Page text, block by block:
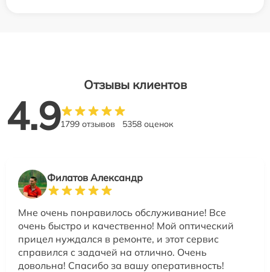
Отзывы клиентов
4.91799 отзывов 5358 оценок
Филатов Александр
Мне очень понравилось обслуживание! Все
очень быстро и качественно! Мой оптический
прицел нуждался в ремонте, и этот сервис
справился с задачей на отлично. Очень
довольна! Спасибо за вашу оперативность!